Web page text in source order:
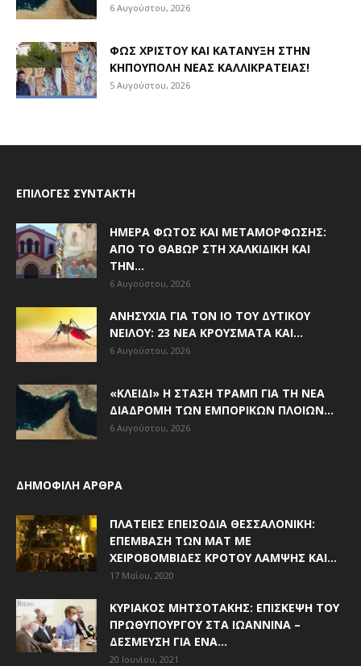
6 Αυγούστου, 2026
ΦΩΣ ΧΡΙΣΤΟΎ ΚΑΙ ΚΑΤΆΝΥΞΗ ΣΤΗΝ
ΚΗΠΟΎΠΟΛΗ ΝΈΑΣ ΚΑΛΛΙΚΡΆΤΕΙΑΣ!
5 Αυγούστου, 2026
ΕΠΙΛΟΓΈΣ ΣΥΝΤΆΚΤΗ
ΗΜΈΡΑ ΦΩΤΌΣ ΚΑΙ ΜΕΤΑΜΌΡΦΩΣΗΣ:
ΑΠΌ ΤΟ ΘΑΒΏΡ ΣΤΗ ΧΑΛΚΙΔΙΚΉ ΚΑΙ
ΤΗΝ...
6 Αυγούστου, 2026
ΑΝΗΣΥΧΊΑ ΓΙΑ ΤΟΝ ΙΌ ΤΟΥ ΔΥΤΙΚΟΎ
ΝΕΊΛΟΥ: 23 ΝΈΑ ΚΡΟΎΣΜΑΤΑ ΚΑΙ...
6 Αυγούστου, 2026
«ΚΛΕΙΔΊ» Η ΣΤΆΣΗ ΤΡΑΜΠ ΓΙΑ ΤΗ ΝΈΑ
ΔΙΑΔΡΟΜΉ ΤΩΝ ΕΜΠΟΡΙΚΏΝ ΠΛΟΊΩΝ...
6 Αυγούστου, 2026
ΔΗΜΟΦΙΛΗ ΑΡΘΡΑ
ΠΛΑΤΕΊΕΣ ΕΠΕΙΣΌΔΙΑ ΘΕΣΣΑΛΟΝΊΚΗ:
ΕΠΈΜΒΑΣΗ ΤΩΝ ΜΑΤ ΜΕ
ΧΕΙΡΟΒΟΜΒΊΔΕΣ ΚΡΌΤΟΥ ΛΆΜΨΗΣ ΚΑΙ...
17 Μαΐου, 2020
ΚΥΡΙΆΚΟΣ ΜΗΤΣΟΤΆΚΗΣ: ΕΠΊΣΚΕΨΗ ΤΟΥ
ΠΡΩΘΥΠΟΥΡΓΟΎ ΣΤΑ ΙΩΆΝΝΙΝΑ –
ΔΈΣΜΕΥΣΗ ΓΙΑ ΈΝΑ...
20 Ιουνίου, 2021